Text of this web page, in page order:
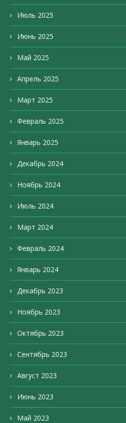
Июль 2025
Июнь 2025
Май 2025
Апрель 2025
Март 2025
Февраль 2025
Январь 2025
Декабрь 2024
Ноябрь 2024
Июль 2024
Март 2024
Февраль 2024
Январь 2024
Декабрь 2023
Ноябрь 2023
Октябрь 2023
Сентябрь 2023
Август 2023
Июнь 2023
Май 2023